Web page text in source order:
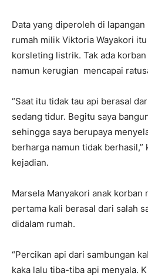
Data yang diperoleh di
rumah milik Viktoria Wayakori
korsleting listrik. Tak ada
namun kerugian mencapai
“Saat itu tidak tau api berasal
sedang tidur. Begitu saya
sehingga saya berupaya
berharga namun tidak berhasil,”
kejadian.
Marsela Manyakori anak korban
pertama kali berasal dari salah
didalam rumah.
“Percikan api dari sambungan
kaka lalu tiba-tiba api menyala.